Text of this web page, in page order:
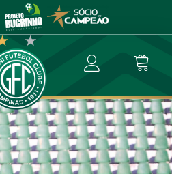
dados e
do confronto